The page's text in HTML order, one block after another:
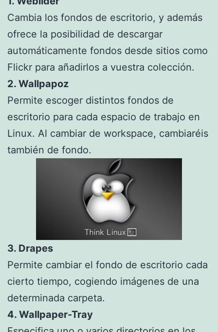
Cambia los fondos de escritorio, y además
ofrece la posibilidad de descargar
automáticamente fondos desde sitios como
Flickr para añadirlos a vuestra colección.
2. Wallpapoz
Permite escoger distintos fondos de
escritorio para cada espacio de trabajo en
Linux. Al cambiar de workspace, cambiaréis
también de fondo.
3. Drapes
Permite cambiar el fondo de escritorio cada
cierto tiempo, cogiendo imágenes de una
determinada carpeta.
4. Wallpaper-Tray